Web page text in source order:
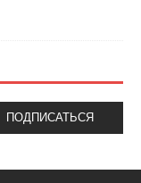
ПОДПИСАТЬСЯ